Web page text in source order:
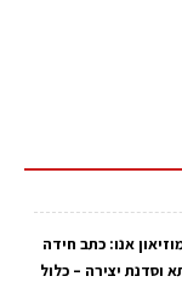
קיץ 2026 במוזיאון אנו: כתב חידה
וסדנת יצירה – כלול